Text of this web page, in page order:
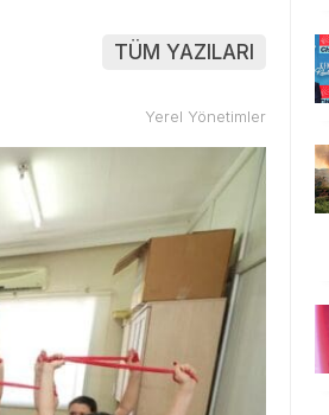
TÜM YAZILARI
Yerel Yönetimler